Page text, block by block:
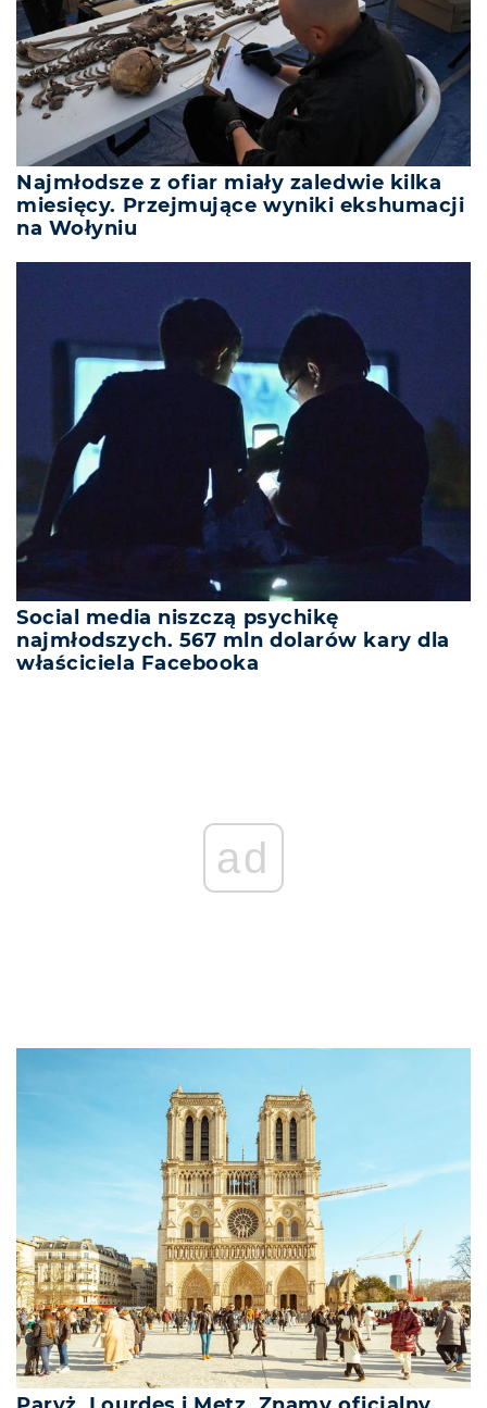
Najmłodsze z ofiar miały zaledwie kilka
miesięcy. Przejmujące wyniki ekshumacji
na Wołyniu
Social media niszczą psychikę
najmłodszych. 567 mln dolarów kary dla
właściciela Facebooka
ad